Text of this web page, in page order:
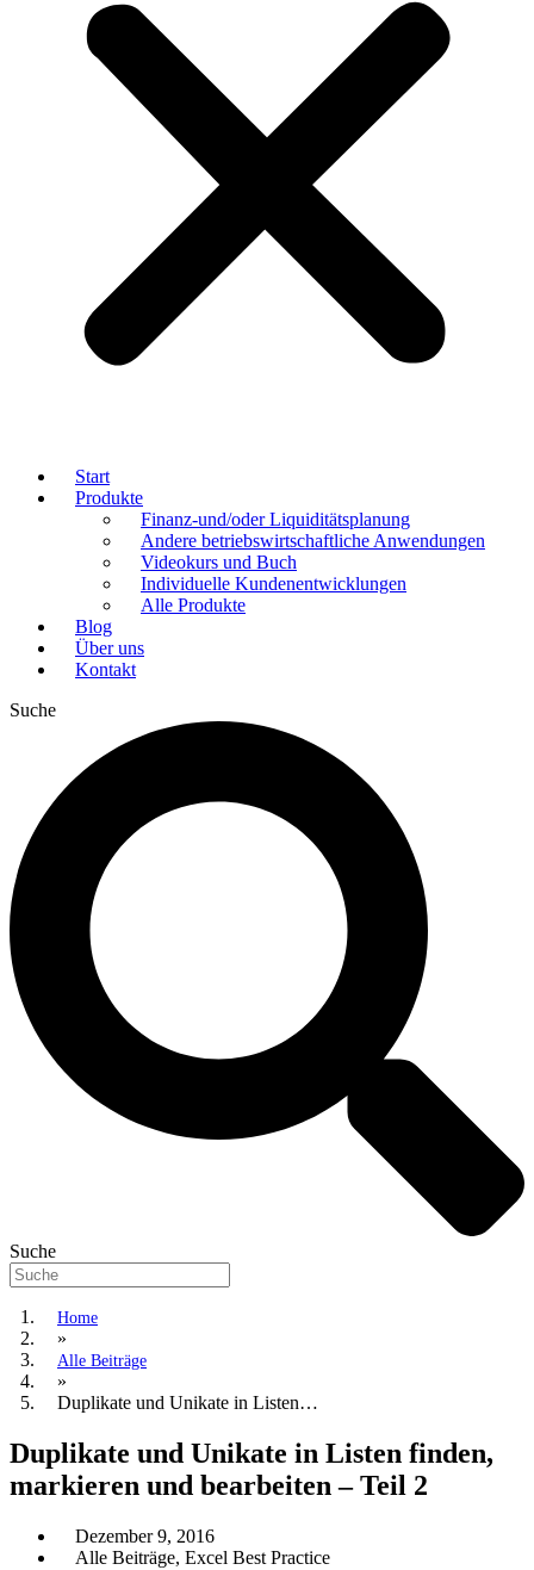
Start
Produkte
Finanz-und/oder Liquiditätsplanung
Andere betriebswirtschaftliche Anwendungen
Videokurs und Buch
Individuelle Kundenentwicklungen
Alle Produkte
Blog
Über uns
Kontakt
Suche
Suche
Home
»
Alle Beiträge
»
Duplikate und Unikate in Listen…
Duplikate und Unikate in Listen finden,
markieren und bearbeiten – Teil 2
Dezember 9, 2016
Alle Beiträge, Excel Best Practice